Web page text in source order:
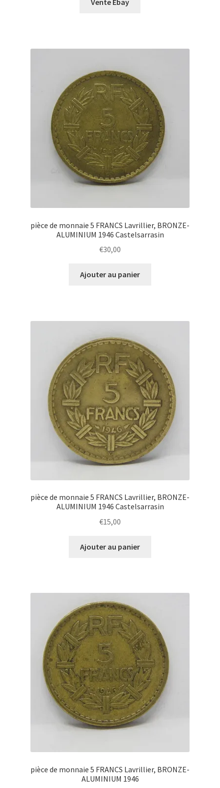
Vente Ebay
pièce de monnaie 5 FRANCS Lavrillier, BRONZE-
ALUMINIUM 1946 Castelsarrasin
€30,00
Ajouter au panier
pièce de monnaie 5 FRANCS Lavrillier, BRONZE-
ALUMINIUM 1946 Castelsarrasin
€15,00
Ajouter au panier
pièce de monnaie 5 FRANCS Lavrillier, BRONZE-
ALUMINIUM 1946